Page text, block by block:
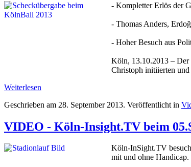
- Kompletter Erlös der
- Thomas Anders,
- Hoher Besuch aus
Köln, 13.10.2013 – Der
Christoph initiierten
Weiterlesen
Geschrieben am 28. September 2013. Veröffentlicht in
VIDEO - Köln-Insight.TV beim
Köln-InSight.TV
mit und ohne Handicap.